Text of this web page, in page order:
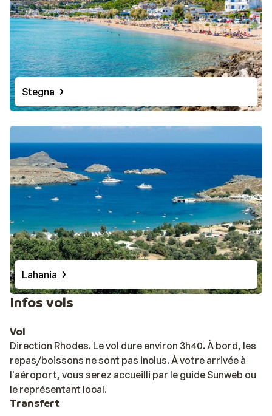
Stegna
Lahania
Infos vols
Vol
Direction Rhodes. Le vol dure environ 3h40. À bord, les
repas/boissons ne sont pas inclus. À votre arrivée à
l'aéroport, vous serez accueilli par le guide Sunweb ou
le représentant local.
Transfert